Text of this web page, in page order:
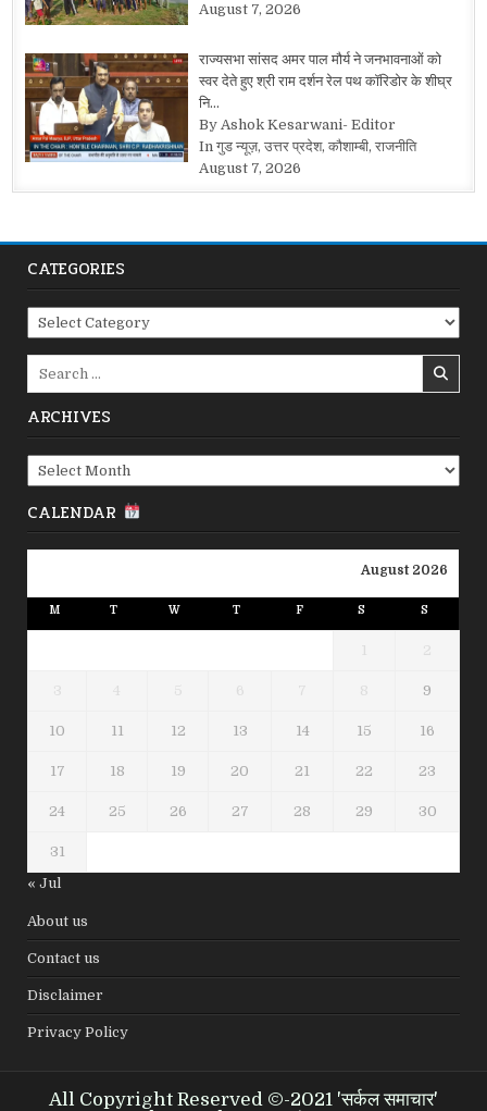
August 7, 2026
राज्यसभा सांसद अमर पाल मौर्य ने जनभावनाओं को
स्वर देते हुए श्री राम दर्शन रेल पथ कॉरिडोर के शीघ्र
नि…
By Ashok Kesarwani- Editor
In गुड न्यूज़, उत्तर प्रदेश, कौशाम्बी, राजनीति
August 7, 2026
CATEGORIES
Categories
ARCHIVES
Archives
CALENDAR
August 2026
M T W T F S S
1 2
3 4 5 6 7 8 9
10 11 12 13 14 15 16
17 18 19 20 21 22 23
24 25 26 27 28 29 30
31
« Jul
About us
Contact us
Disclaimer
Privacy Policy
All Copyright Reserved ©-2021 'सर्कल समाचार'